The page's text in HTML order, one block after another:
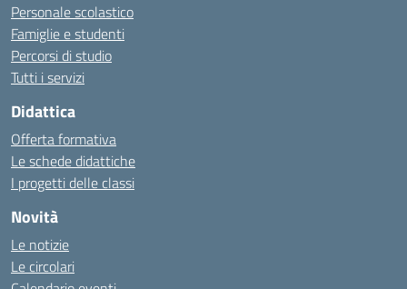
Personale scolastico
Famiglie e studenti
Percorsi di studio
Tutti i servizi
Didattica
Offerta formativa
Le schede didattiche
I progetti delle classi
Novità
Le notizie
Le circolari